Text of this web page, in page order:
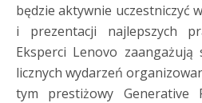
będzie aktywnie uczestniczyć
i prezentacji najlepszych
Eksperci Lenovo zaangażują
licznych wydarzeń
tym prestiżowy Generative